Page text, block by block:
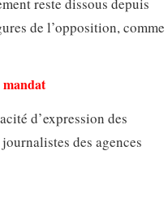
reste dissous depuis
de l’opposition, comme
mandat
d’expression des
des agences